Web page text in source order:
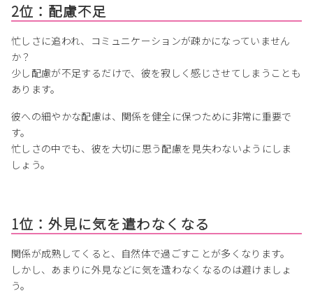
2位：配慮不足
忙しさに追われ、コミュニケーションが疎かになっていません
か？
少し配慮が不足するだけで、彼を寂しく感じさせてしまうことも
あります。
彼への細やかな配慮は、関係を健全に保つために非常に重要で
す。
忙しさの中でも、彼を大切に思う配慮を見失わないようにしま
しょう。
1位：外見に気を遣わなくなる
関係が成熟してくると、自然体で過ごすことが多くなります。
しかし、あまりに外見などに気を遣わなくなるのは避けましょ
う。